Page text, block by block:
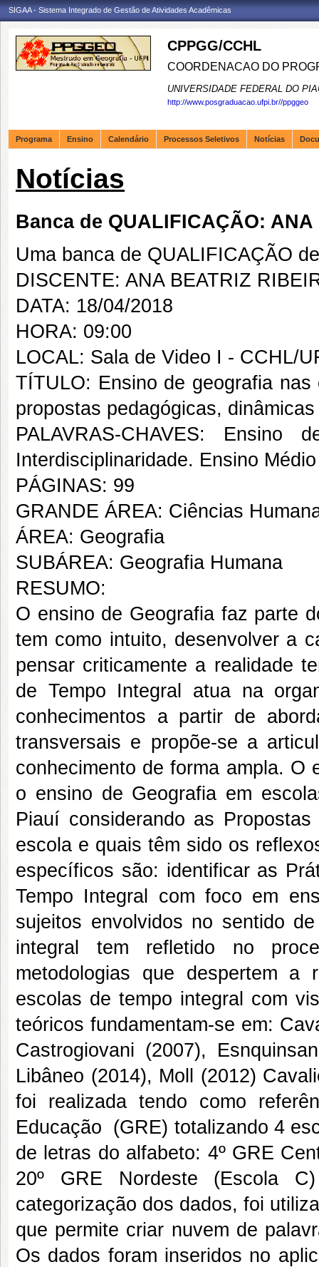
SIGAA - Sistema Integrado de Gestão de Atividades Acadêmicas
CPPGG/CCHL
COORDENACAO DO
UNIVERSIDADE FEDERAL DO
http://www.posgraduacao.ufpi.br//ppggeo
Programa Ensino Calendário Processos Seletivos Notícias
Notícias
Banca de QUALIFICAÇÃO:
Uma banca de QUALIFICAÇÃO
DISCENTE: ANA BEATRIZ
DATA: 18/04/2018
HORA: 09:00
LOCAL: Sala de Video I - CCHL/
TÍTULO: Ensino de geografia
propostas pedagógicas,
PALAVRAS-CHAVES:
Interdisciplinaridade. Ensino Médio
PÁGINAS: 99
GRANDE ÁREA: Ciências
ÁREA: Geografia
SUBÁREA: Geografia Humana
RESUMO:
O ensino de Geografia faz parte
tem como intuito, desenvolver a
pensar criticamente a realidade
de Tempo Integral atua na
conhecimentos a partir de
transversais e propõe-se a
conhecimento de forma ampla. O
o ensino de Geografia em
Piauí considerando as
escola e quais têm sido os
específicos são: identificar as
Tempo Integral com foco em
sujeitos envolvidos no sentido
integral tem refletido no
metodologias que despertem a
escolas de tempo integral com
teóricos fundamentam-se em:
Castrogiovani (2007),
Libâneo (2014), Moll (2012)
foi realizada tendo como
Educação (GRE) totalizando 4
de letras do alfabeto: 4º GRE
20º GRE Nordeste (Escola
categorização dos dados, foi
que permite criar nuvem de
Os dados foram inseridos no